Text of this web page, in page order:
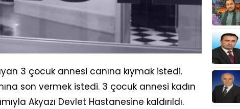
3 çocuk annesi canına kıymak istedi.
son vermek istedi. 3 çocuk annesi kadın
Akyazı Devlet Hastanesine kaldırıldı.